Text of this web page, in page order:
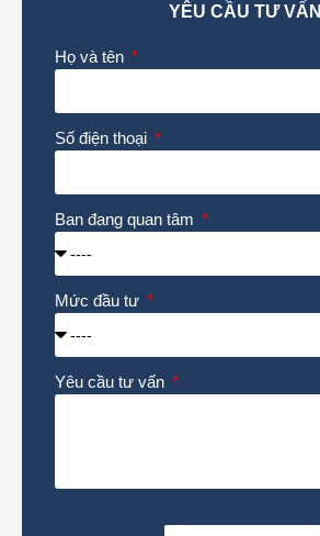
YÊU CẦU TƯ VẤN
Họ và tên
Số điện thoại
Ban đang quan tâm
Mức đầu tư
Yêu cầu tư vấn